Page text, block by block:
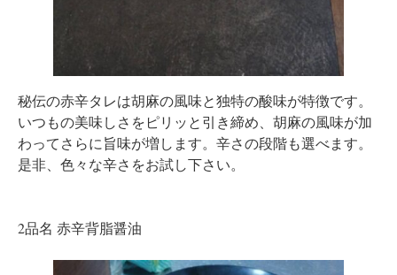
秘伝の赤辛タレは胡麻の風味と独特の酸味が特徴です。
いつもの美味しさをピリッと引き締め、胡麻の風味が加
わってさらに旨味が増します。辛さの段階も選べます。
是非、色々な辛さをお試し下さい。
2品名 赤辛背脂醤油